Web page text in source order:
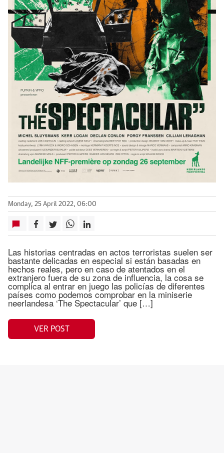
Monday, 25 April 2022, 06:00
Las historias centradas en actos terroristas suelen ser
bastante delicadas en especial si están basadas en
hechos reales, pero en caso de atentados en el
extranjero fuera de su zona de influencia, la cosa se
complica al entrar en juego las policías de diferentes
países como podemos comprobar en la miniserie
neerlandesa ‘The Spectacular’ que […]
VER POST